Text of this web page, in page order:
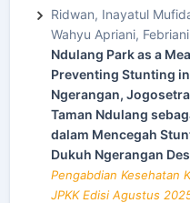
Ridwan, Inayatul
Wahyu Apriani,
Ndulang Park as a
Preventing Stunting
Ngerangan,
Taman Ndulang
dalam Mencegah
Dukuh Ngerangan
Pengabdian Kesehatan
JPKK Edisi Agustus